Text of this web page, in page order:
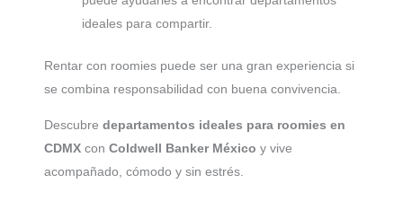
ideales para compartir.
Rentar con roomies puede ser una gran experiencia si
se combina responsabilidad con buena convivencia.
Descubre departamentos ideales para roomies en
CDMX con Coldwell Banker México y vive
acompañado, cómodo y sin estrés.